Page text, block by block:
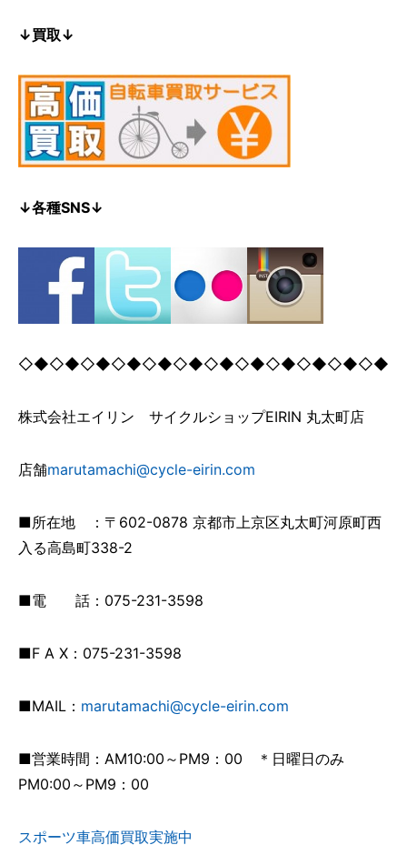
↓買取↓
↓各種SNS↓
◇◆◇◆◇◆◇◆◇◆◇◆◇◆◇◆◇◆◇◆◇◆◇◆
株式会社エイリン サイクルショップEIRIN 丸太町店
店舗marutamachi@cycle-eirin.com
■所在地 ：〒602-0878 京都市上京区丸太町河原町西
入る高島町338-2
■電 話：075-231-3598
■F A X：075-231-3598
■MAIL： marutamachi@cycle-eirin.com
■営業時間：AM10:00～PM9：00 ＊日曜日のみ
PM0:00～PM9：00
スポーツ車高価買取実施中